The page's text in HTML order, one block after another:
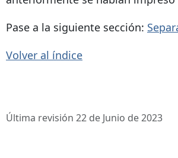
Pase a la siguiente sección:
Volver al índice
Última revisión 22 de Junio de 2023